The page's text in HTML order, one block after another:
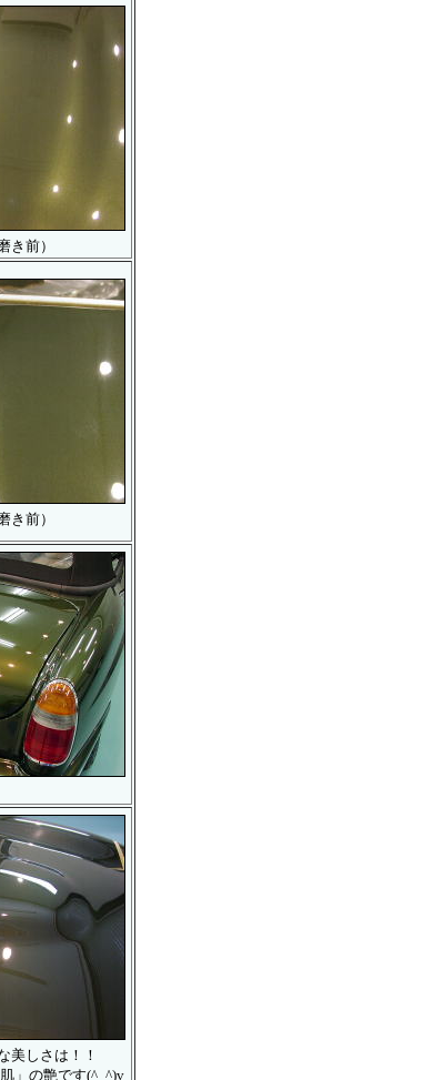
き前）
き前）
美しさは！！
」の艶です(^_^)v